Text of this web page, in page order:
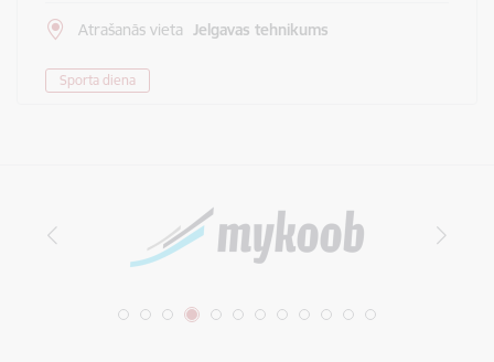
Atrašanās vieta Jelgavas tehnikums
Sporta diena